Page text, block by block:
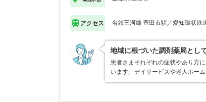
アクセス 名鉄三河線 豊田市駅／愛知環状鉄
地域に根づいた調剤薬局とし
患者さまそれぞれの症状やあり方
います。デイサービスや老人ホー